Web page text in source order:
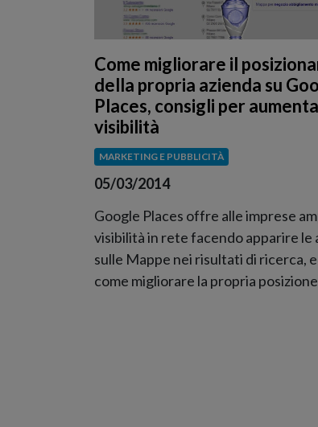
Come migliorare il
della propria azienda su
Places, consigli per
visibilità
MARKETING E PUBBLICITÀ
05/03/2014
Google Places offre alle imprese
visibilità in rete facendo apparire le
sulle Mappe nei risultati di ricerca,
come migliorare la propria